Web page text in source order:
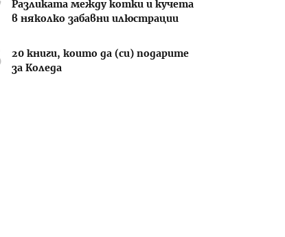
Разликата между котки и кучета
в няколко забавни илюстрации
20 книги, които да (си) подарите
за Коледа